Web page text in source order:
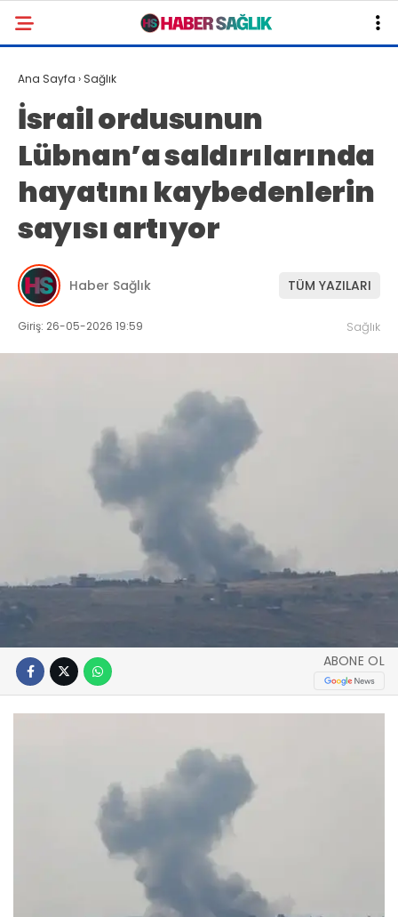
Ana Sayfa › Sağlık
İsrail ordusunun
Lübnan’a saldırılarında
hayatını kaybedenlerin
sayısı artıyor
Haber Sağlık TÜM YAZILARI
Giriş: 26-05-2026 19:59 Sağlık
ABONE OL